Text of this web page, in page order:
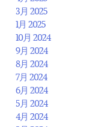
3月 2025
1月 2025
10月 2024
9月 2024
8月 2024
7月 2024
6月 2024
5月 2024
4月 2024